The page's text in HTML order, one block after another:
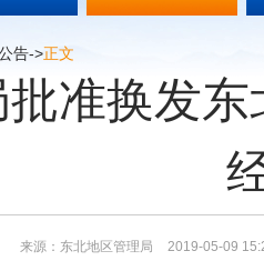
告->正文
准换发
来源：东北地区管理局 2019-05-09